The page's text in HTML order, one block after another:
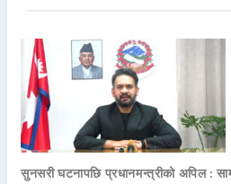
सुनसरी घटनापछि प्रधानमन्त्रीको अपिल :